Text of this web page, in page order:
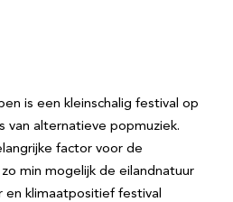
is een kleinschalig festival op
van alternatieve popmuziek.
factor voor de
min mogelijk de eilandnatuur
en klimaatpositief festival